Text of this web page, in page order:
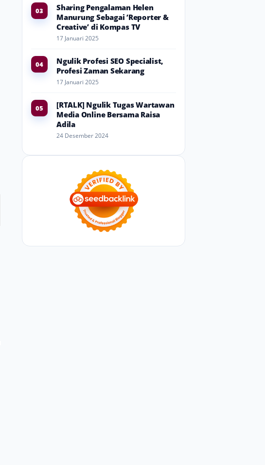
03
Sharing Pengalaman Helen
Manurung Sebagai ‘Reporter &
Creative’ di Kompas TV
17 Januari 2025
04
Ngulik Profesi SEO Specialist,
Profesi Zaman Sekarang
17 Januari 2025
05
[RTALK] Ngulik Tugas Wartawan
Media Online Bersama Raisa
Adila
24 Desember 2024